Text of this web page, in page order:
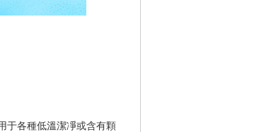
用于各種低溫潔凈或含有顆